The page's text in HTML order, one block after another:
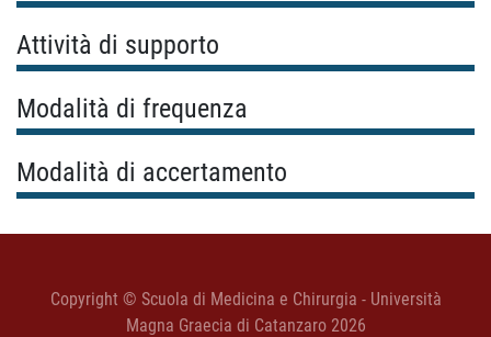
Attività di supporto
Modalità di frequenza
Modalità di accertamento
Copyright © Scuola di Medicina e Chirurgia - Università
Magna Graecia di Catanzaro 2026